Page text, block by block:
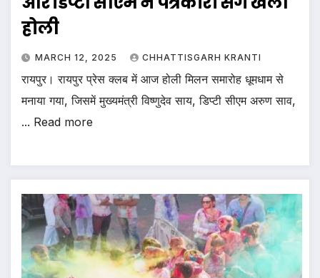
होली
MARCH 12, 2025 CHHATTISGARH KRANTI
रायपुर। रायपुर प्रेस क्लब में आज होली मिलन समारोह धूमधाम से
मनाया गया, जिसमें मुख्यमंत्री विष्णुदेव साय, डिप्टी सीएम अरुण साव,
... Read more